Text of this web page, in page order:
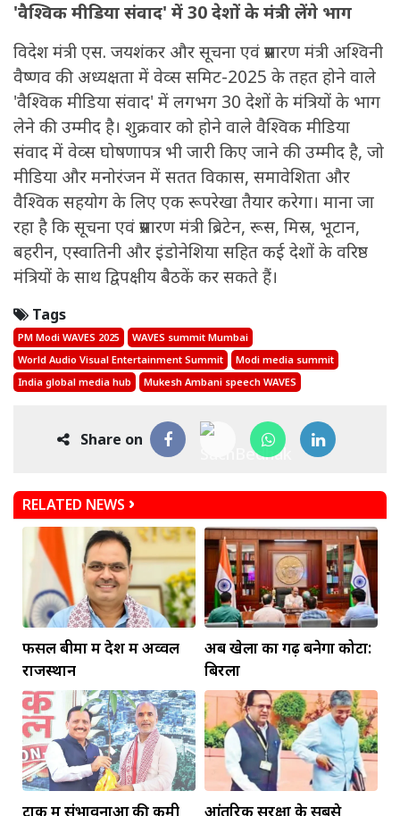
'वैश्विक मीडिया संवाद' में 30 देशों के मंत्री लेंगे भाग
विदेश मंत्री एस. जयशंकर और सूचना एवं प्रसारण मंत्री अश्विनी
वैष्णव की अध्यक्षता में वेव्स समिट-2025 के तहत होने वाले
'वैश्विक मीडिया संवाद' में लगभग 30 देशों के मंत्रियों के भाग
लेने की उम्मीद है। शुक्रवार को होने वाले वैश्विक मीडिया
संवाद में वेव्स घोषणापत्र भी जारी किए जाने की उम्मीद है, जो
मीडिया और मनोरंजन में सतत विकास, समावेशिता और
वैश्विक सहयोग के लिए एक रूपरेखा तैयार करेगा। माना जा
रहा है कि सूचना एवं प्रसारण मंत्री ब्रिटेन, रूस, मिस्र, भूटान,
बहरीन, एस्वातिनी और इंडोनेशिया सहित कई देशों के वरिष्ठ
मंत्रियों के साथ द्विपक्षीय बैठकें कर सकते हैं।
Tags
PM Modi WAVES 2025
WAVES summit Mumbai
World Audio Visual Entertainment Summit
Modi media summit
India global media hub
Mukesh Ambani speech WAVES
Share on
RELATED NEWS
फसल बीमा में देश में अव्वल
राजस्थान
अब खेलों का गढ़ बनेगा कोटा:
बिरला
टोंक में संभावनाओं की कमी
आंतरिक सुरक्षा के सबसे